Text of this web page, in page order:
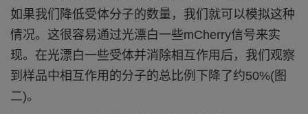
如果我们降低受体分子的数量，我们就可以模拟这种
情况。这很容易通过光漂白一些mCherry信号来实
现。在光漂白一些受体并消除相互作用后，我们观察
到样品中相互作用的分子的总比例下降了约50%(图
二)。